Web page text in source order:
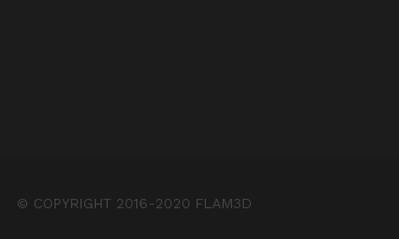
© COPYRIGHT 2016-2020 FLAM3D